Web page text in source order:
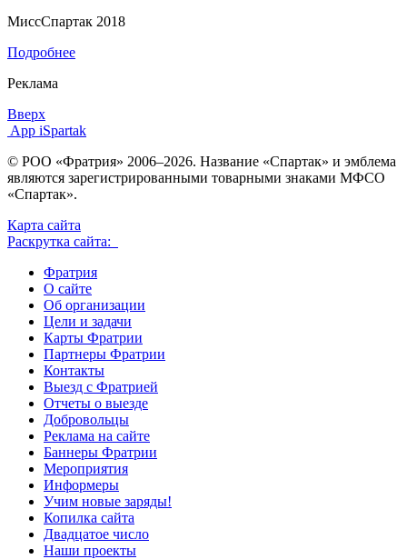
МиссСпартак 2018
Подробнее
Реклама
Вверх
App iSpartak
© РОО «Фратрия» 2006–2026. Название «Спартак» и эмблема
являются зарегистрированными товарными знаками МФСО
«Спартак».
Карта сайта
Раскрутка сайта:
Фратрия
О сайте
Об организации
Цели и задачи
Карты Фратрии
Партнеры Фратрии
Контакты
Выезд с Фратрией
Отчеты о выезде
Добровольцы
Реклама на сайте
Баннеры Фратрии
Мероприятия
Информеры
Учим новые заряды!
Копилка сайта
Двадцатое число
Наши проекты